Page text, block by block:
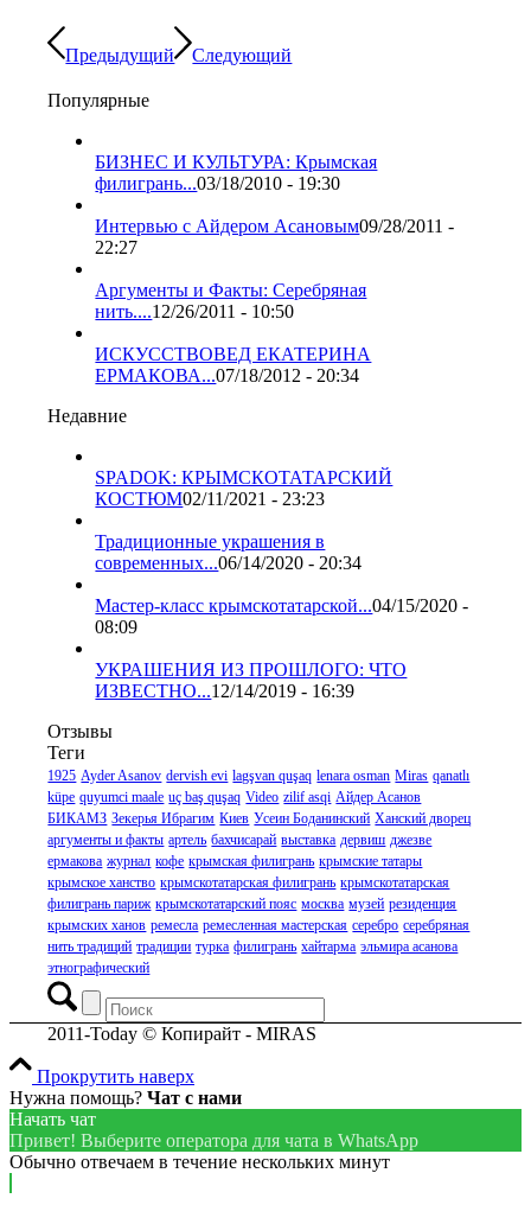
Предыдущий Следующий
Популярные
БИЗНЕС И КУЛЬТУРА: Крымская
филигрань...03/18/2010 - 19:30
Интервью с Айдером Асановым09/28/2011 -
22:27
Аргументы и Факты: Серебряная
нить....12/26/2011 - 10:50
ИСКУССТВОВЕД ЕКАТЕРИНА
ЕРМАКОВА...07/18/2012 - 20:34
Недавние
SPADOK: КРЫМСКОТАТАРСКИЙ
КОСТЮМ02/11/2021 - 23:23
Традиционные украшения в
современных...06/14/2020 - 20:34
Мастер-класс крымскотатарской...04/15/2020 -
08:09
УКРАШЕНИЯ ИЗ ПРОШЛОГО: ЧТО
ИЗВЕСТНО...12/14/2019 - 16:39
Отзывы
Теги
1925 Ayder Asanov dervish evi lagşvan quşaq lenara osman Miras qanatlı
küpe quyumci maale uç baş quşaq Video zilif asqi Айдер Асанов
БИКАМЗ Зекерья Ибрагим Киев Усеин Боданинский Ханский дворец
аргументы и факты артель бахчисарай выставка дервиш джезве
ермакова журнал кофе крымская филигрань крымские татары
крымское ханство крымскотатарская филигрань крымскотатарская
филигрань париж крымскотатарский пояс москва музей резиденция
крымских ханов ремесла ремесленная мастерская серебро серебряная
нить традиций традиции турка филигрань хайтарма эльмира асанова
этнографический
2011-Today © Копирайт - MIRAS
Прокрутить наверх
Нужна помощь? Чат с нами
Начать чат
Привет! Выберите оператора для чата в WhatsApp
Обычно отвечаем в течение нескольких минут